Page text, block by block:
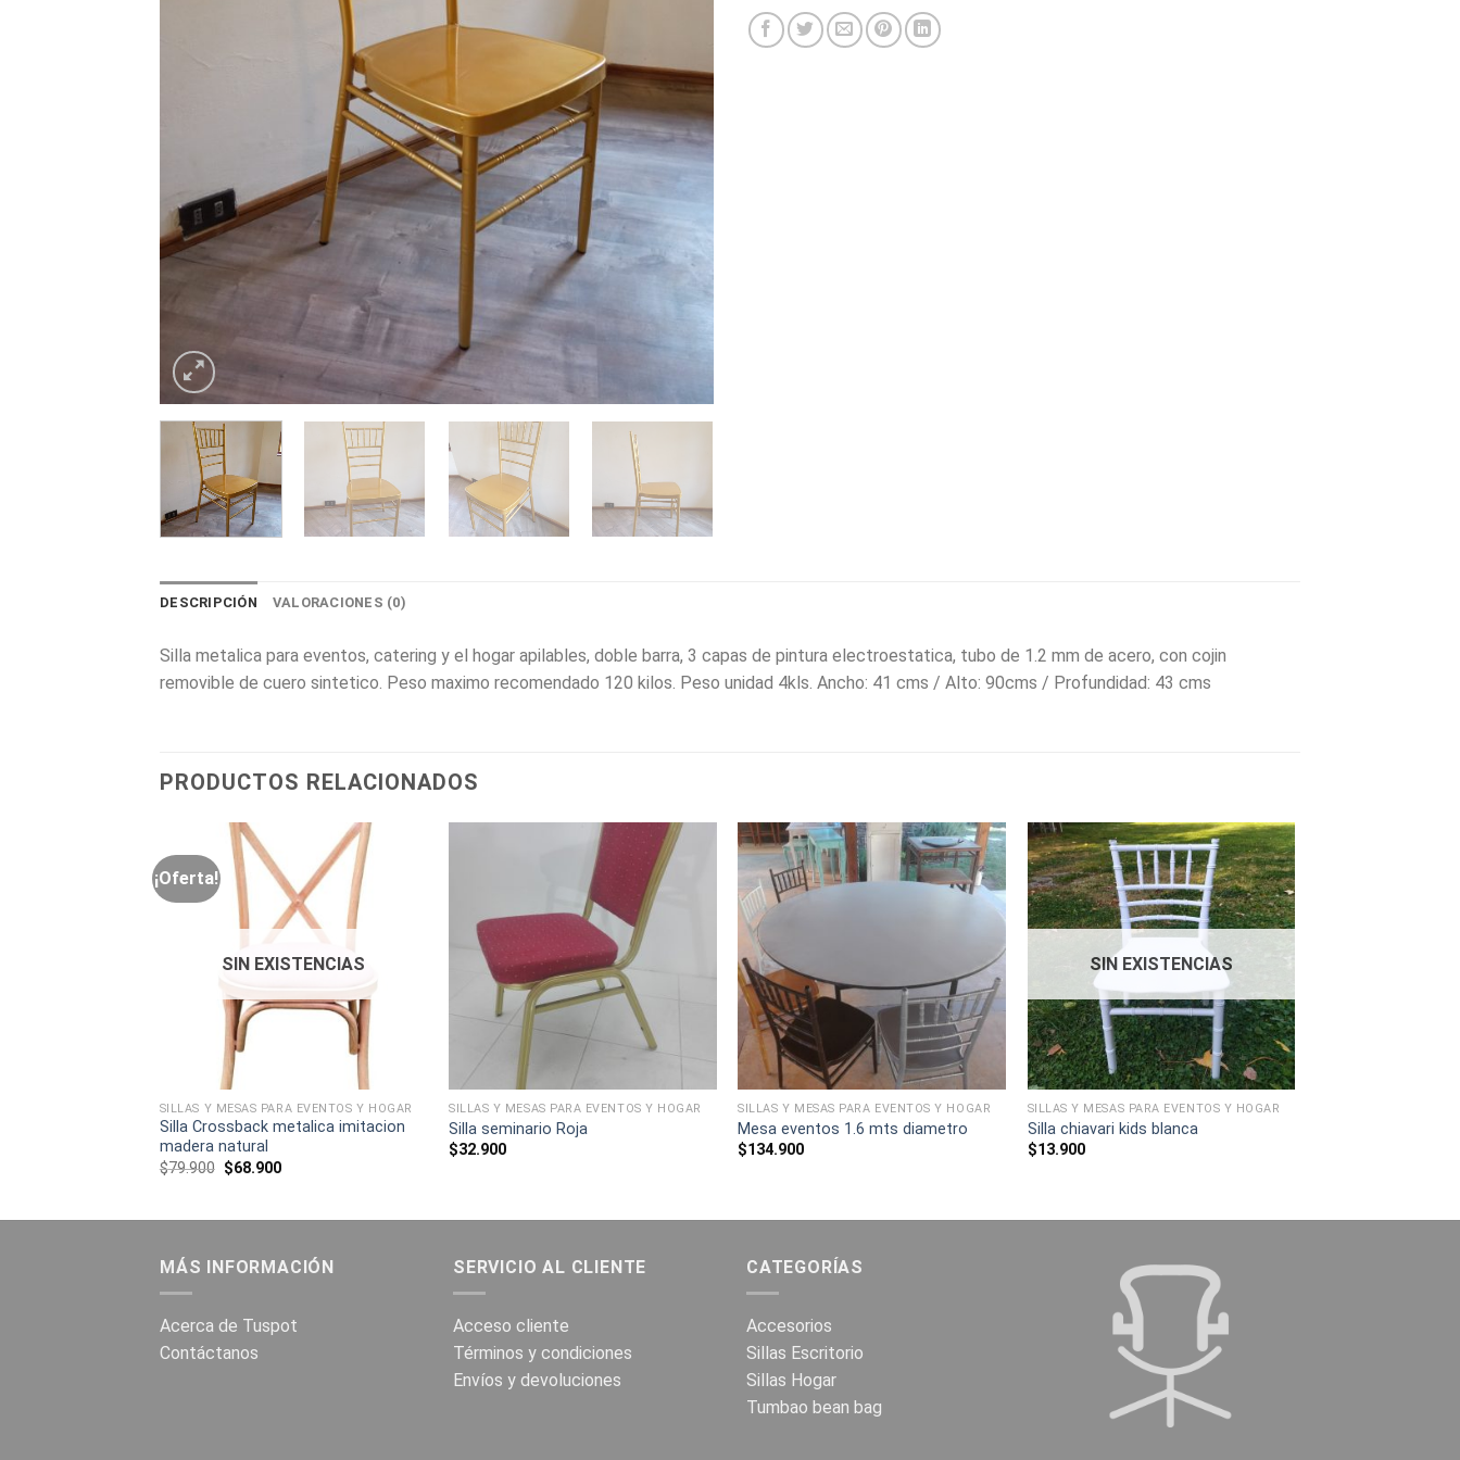
DESCRIPCIÓN VALORACIONES (0)
Silla metalica para eventos, catering y el hogar apilables, doble barra, 3 capas de pintura electroestatica, tubo de 1.2 mm de acero, con cojin
removible de cuero sintetico. Peso maximo recomendado 120 kilos. Peso unidad 4kls. Ancho: 41 cms / Alto: 90cms / Profundidad: 43 cms
PRODUCTOS RELACIONADOS
¡Oferta!
SIN EXISTENCIAS
SILLAS Y MESAS PARA EVENTOS Y HOGAR
Silla Crossback metalica imitacion
madera natural
$79.900 El
$68.900El
SILLAS Y MESAS PARA EVENTOS Y HOGAR
Silla seminario Roja
$32.900
SILLAS Y MESAS PARA EVENTOS Y HOGAR
Mesa eventos 1.6 mts diametro
$134.900
SIN EXISTENCIAS
SILLAS Y MESAS PARA EVENTOS Y HOGAR
Silla chiavari kids blanca
$13.900
MÁS INFORMACIÓN
Acerca de Tuspot
Contáctanos
SERVICIO AL CLIENTE
Acceso cliente
Términos y condiciones
Envíos y devoluciones
CATEGORÍAS
Accesorios
Sillas Escritorio
Sillas Hogar
Tumbao bean bag